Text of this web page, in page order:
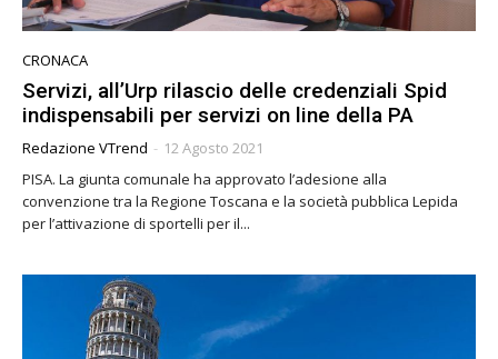
CRONACA
Servizi, all’Urp rilascio delle credenziali Spid
indispensabili per servizi on line della PA
Redazione VTrend - 12 Agosto 2021
PISA. La giunta comunale ha approvato l’adesione alla
convenzione tra la Regione Toscana e la società pubblica Lepida
per l’attivazione di sportelli per il...